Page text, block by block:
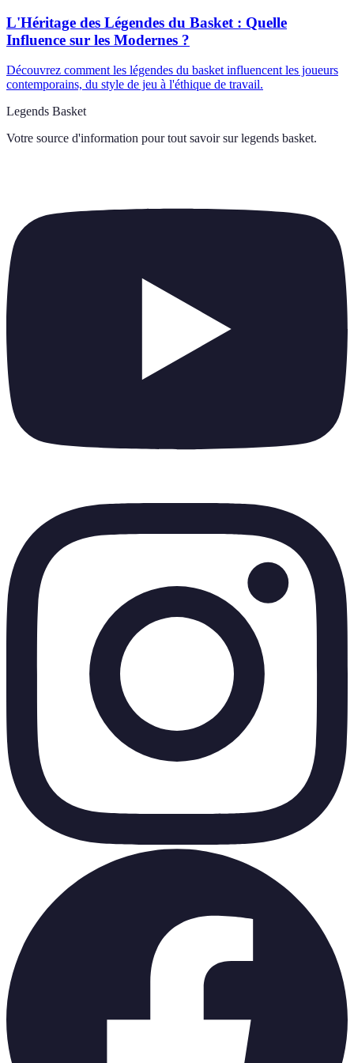
L'Héritage des Légendes du Basket : Quelle
Influence sur les Modernes ?
Découvrez comment les légendes du basket influencent les joueurs
contemporains, du style de jeu à l'éthique de travail.
Legends Basket
Votre source d'information pour tout savoir sur legends basket.